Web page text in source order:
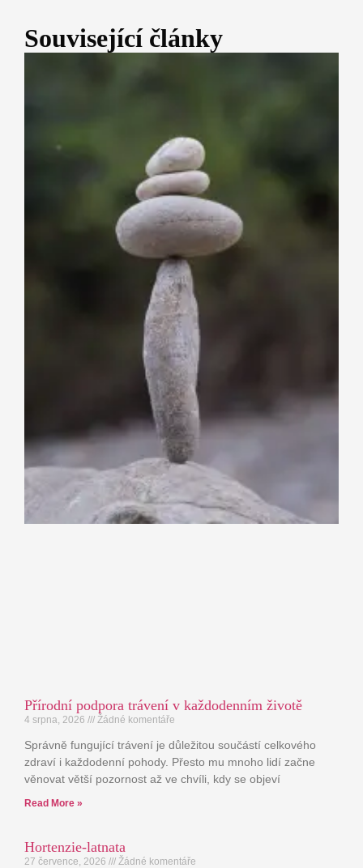
Související články
Přírodní podpora trávení v každodenním životě
4 srpna, 2026 Žádné komentáře
Správně fungující trávení je důležitou součástí celkového
zdraví i každodenní pohody. Přesto mu mnoho lidí začne
věnovat větší pozornost až ve chvíli, kdy se objeví
Read More »
Hortenzie-latnata
27 července, 2026 Žádné komentáře